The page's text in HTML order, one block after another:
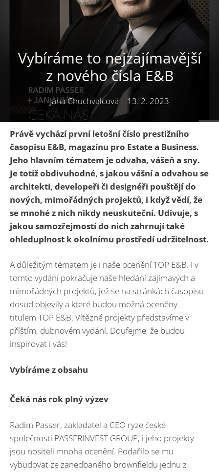
Vybíráme to nejzajímavější
z nového čísla E&B
Jana Chuchvalcová| 13. 2. 2023
Právě vychází první letošní číslo prestižního
časopisu E&B, magazínu pro Estate a Business.
Jeho hlavním tématem je odvaha, vášeň a sny.
Je totiž obdivuhodné, s jakou vášní a odvahou se
architekti, developeři či designéři pouštějí do
nových, mimořádných projektů, i když vědí, že
se mnohé z nich nikdy neuskuteční. Udivuje, s
jakou samozřejmostí do nich zahrnují také
ohleduplnost k okolnímu prostředí udržitelnost.
A důležitým tématem je i naše ocenění TOP E&B. I v
tomto vydání pokračuje naše hledání zajímavých a
mimořádných projektů, jež se na stránkách časopisu
dosud objevily a které budou možná oceněny
titulem TOP E&B. Vítězné projekty představíme v
příštím, dubnovém vydání. Doufejme, že budou
inspirovat i vás!
Vybíráme z obsahu
Čeká nás rok plný výzev
Radim Passer, zakladatel a CEO ryze české
společnosti PASSERINVEST GROUP, i jeho projekty
jsou nositeli mnoha ocenění. Podařilo se mu
vybudovat ze zanedbaného brownfieldu jednu z